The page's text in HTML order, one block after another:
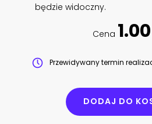
będzie widoczny.
Cena
Przewidywany termin
DODAJ DO